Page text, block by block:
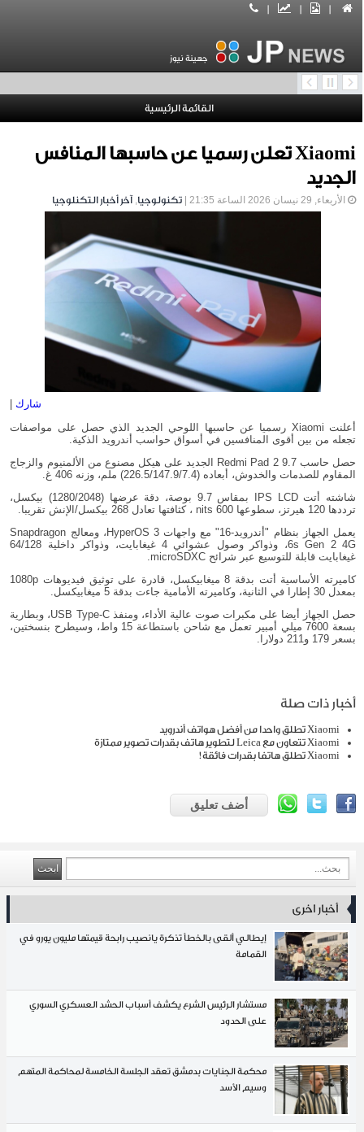
|
|
|
جهينة نيوز
القائمة الرئيسية
Xiaomi تعلن رسميا عن حاسبها المنافس
الجديد
الأربعاء, 29 نيسان 2026 الساعة 21:35 | تكنولوجيا, آخر أخبار التكنلوجيا
شارك
أعلنت Xiaomi رسميا عن حاسبها اللوحي الجديد الذي حصل على مواصفات
تجعله من بين أقوى المنافسين في أسواق حواسب أندرويد الذكية.
حصل حاسب Redmi Pad 2 9.7 الجديد على هيكل مصنوع من الألمنيوم والزجاج
المقاوم للصدمات والخدوش، أبعاده (226.5/147.9/7.4) ملم، وزنه 406 غ.
شاشته أتت IPS LCD بمقاس 9.7 بوصة، دقة عرضها (1280/2048) بيكسل،
ترددها 120 هيرتز، سطوعها 600 nits ، كثافتها تعادل 268 بيكسل/الإنش تقريبا.
يعمل الجهاز بنظام "أندرويد-16" مع واجهات HyperOS 3، ومعالج Snapdragon
6s Gen 2 4G، وذواكر وصول عشوائي 4 غيغابايت، وذواكر داخلية 64/128
غيغابايت قابلة للتوسيع عبر شرائح microSDXC.
كاميرته الأساسية أتت بدقة 8 ميغابيكسل، قادرة على توثيق فيديوهات 1080p
بمعدل 30 إطارا في الثانية، وكاميرته الأمامية جاءت بدقة 5 ميغابيكسل.
حصل الجهاز أيضا على مكبرات صوت عالية الأداء، ومنفذ USB Type-C، وبطارية
بسعة 7600 ميلي أمبير تعمل مع شاحن باستطاعة 15 واط، وسيطرح بنسختين،
بسعر 179 و211 دولارا.
أخبار ذات صلة
Xiaomi تطلق واحدا من أفضل هواتف أندرويد
Xiaomi تتعاون مع Leica لتطوير هاتف بقدرات تصوير ممتازة
Xiaomi تطلق هاتفا بقدرات فائقة!
أضف تعليق
أخبار اخرى
إيطالي ألقى بالخطأ تذكرة يانصيب رابحة قيمتها مليون يورو في
القمامة
مستشار الرئيس الشرع يكشف أسباب الحشد العسكري السوري
على الحدود
محكمة الجنايات بدمشق تعقد الجلسة الخامسة لمحاكمة المتهم
وسيم الأسد